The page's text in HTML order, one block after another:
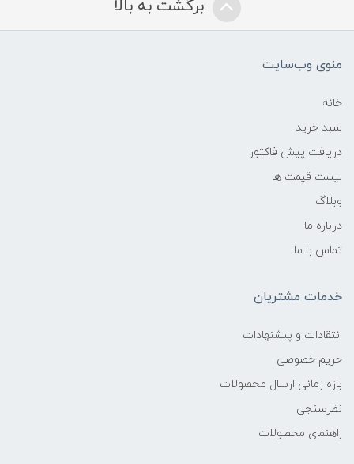
برگشت به بالا
منوی وب‌سایت
خانه
سبد خرید
دریافت پیش فاکتور
لیست قیمت ها
وبلاگ
درباره ما
تماس با ما
خدمات مشتریان
انتقادات و پیشنهادات
حریم خصوصی
بازه زمانی ارسال محصولات
نظرسنجی
راهنمای محصولات